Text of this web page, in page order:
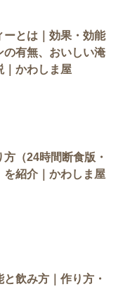
ーとは｜効果・効能
の有無、おいしい淹
｜かわしま屋
（24時間断食版・
を紹介｜かわしま屋
飲み方｜作り方・